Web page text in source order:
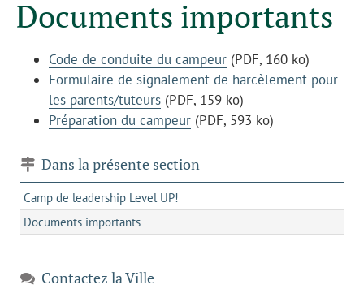
Documents importants
Code de conduite du campeur (PDF, 160 ko)
Formulaire de signalement de harcèlement pour
les parents/tuteurs (PDF, 159 ko)
Préparation du campeur (PDF, 593 ko)
Dans la présente section
Camp de leadership Level UP!
Documents importants
Contactez la Ville